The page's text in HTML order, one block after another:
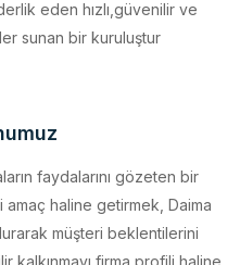
faydalarını gözeten bir
müşteri beklentilerini
kalkınmayı firma profili haline
kurallardır